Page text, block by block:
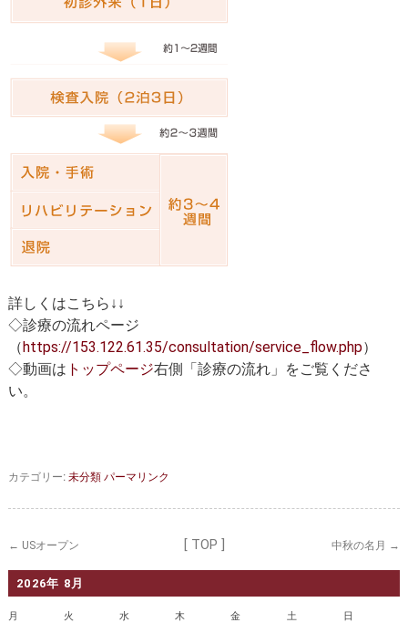
ドクターカー
トピックス一覧
詳しくはこちら↓↓
◇診療の流れページ
（https://153.122.61.35/consultation/service_flow.php）
◇動画は トップページ右側「診療の流れ」をご覧くださ
い。
カテゴリー:未分類パーマリンク
← USオープン [ TOP ] 中秋の名月 →
2026年 8月
月 火 水 木 金 土 日